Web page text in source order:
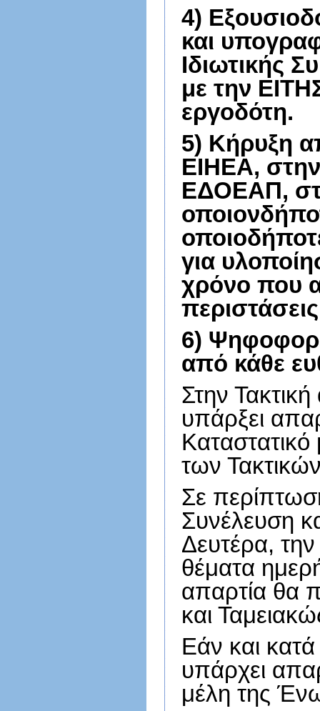
4)
και
Ιδιωτικής
με την
εργοδότη.
5) Κήρυξη
ΕΙΗΕΑ,
ΕΔΟΕΑΠ,
για
χρόνο που
6)
από κάθε
Στην
υπάρξει
των
Σε
Συνέλευση
Δευτέρα, την
θέματα
απαρτία θα
και
Εάν και
υπάρχει
μέλη της